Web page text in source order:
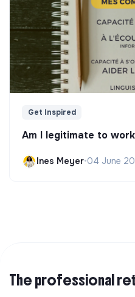
Get Inspired
Am I legitimate to
Ines Meyer•04 June
The professional